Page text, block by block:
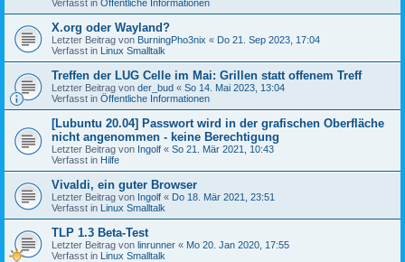
Verfasst in Öffentliche Informationen
X.org oder Wayland?
Letzter Beitrag von BurningPho3nix « Do 21. Sep 2023, 17:04
Verfasst in Linux Smalltalk
Treffen der LUG Celle im Mai: Grillen statt offenem Treff
Letzter Beitrag von der_bud « So 14. Mai 2023, 13:04
Verfasst in Öffentliche Informationen
[Lubuntu 20.04] Passwort wird in der grafischen Oberfläche
nicht angenommen - keine Berechtigung
Letzter Beitrag von Ingolf « So 21. Mär 2021, 10:43
Verfasst in Hilfe
Vivaldi, ein guter Browser
Letzter Beitrag von Ingolf « Do 18. Mär 2021, 23:51
Verfasst in Linux Smalltalk
TLP 1.3 Beta-Test
Letzter Beitrag von linrunner « Mo 20. Jan 2020, 17:55
Verfasst in Linux Smalltalk